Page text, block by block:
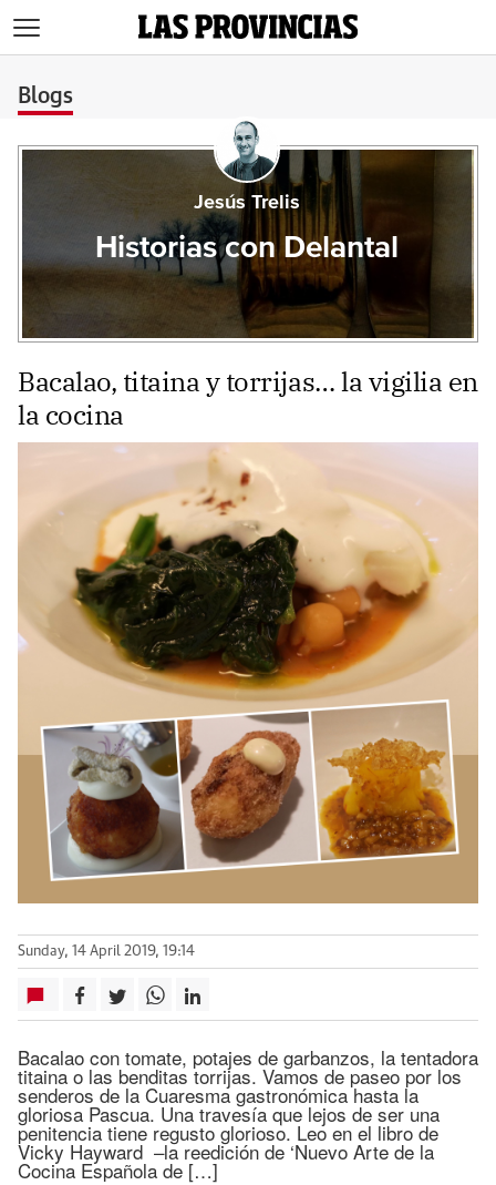
Blogs
Jesús Trelis
Historias con Delantal
Bacalao, titaina y torrijas… la vigilia en
la cocina
Sunday, 14 April 2019, 19:14
Bacalao con tomate, potajes de garbanzos, la tentadora
titaina o las benditas torrijas. Vamos de paseo por los
senderos de la Cuaresma gastronómica hasta la
gloriosa Pascua. Una travesía que lejos de ser una
penitencia tiene regusto glorioso. Leo en el libro de
Vicky Hayward –la reedición de ‘Nuevo Arte de la
Cocina Española de […]